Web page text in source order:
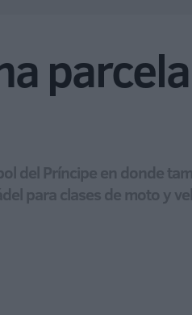
del Príncipe en donde
para clases de moto y